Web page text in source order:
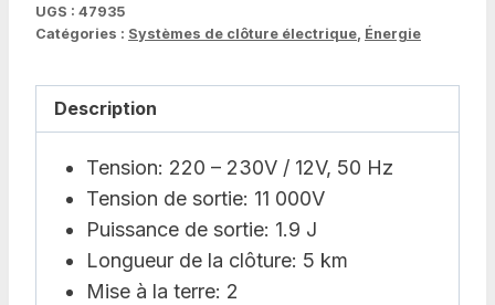
UGS : 47935
Catégories : Systèmes de clôture électrique, Énergie
Description
Tension: 220 – 230V / 12V, 50 Hz
Tension de sortie: 11 000V
Puissance de sortie: 1.9 J
Longueur de la clôture: 5 km
Mise à la terre: 2